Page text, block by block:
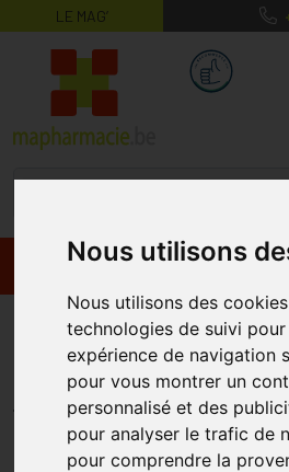
Nous utilisons
Nous utilisons des
technologies de suivi
expérience de navigation
pour vous montrer un
personnalisé et des
pour analyser le trafic de
pour comprendre la
LE MAG’
Promos
Biatain 33410 10x10
10 Pièce
BIATAIN